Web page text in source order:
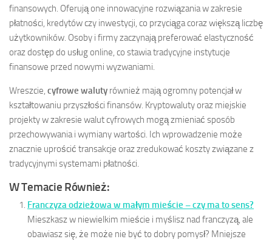
finansowych. Oferują one innowacyjne rozwiązania w zakresie
płatności, kredytów czy inwestycji, co przyciąga coraz większą liczbę
użytkowników. Osoby i firmy zaczynają preferować elastyczność
oraz dostęp do usług online, co stawia tradycyjne instytucje
finansowe przed nowymi wyzwaniami.
Wreszcie, cyfrowe waluty również mają ogromny potencjał w
kształtowaniu przyszłości finansów. Kryptowaluty oraz miejskie
projekty w zakresie walut cyfrowych mogą zmieniać sposób
przechowywania i wymiany wartości. Ich wprowadzenie może
znacznie uprościć transakcje oraz zredukować koszty związane z
tradycyjnymi systemami płatności.
W Temacie Również:
Franczyza odzieżowa w małym mieście – czy ma to sens?
Mieszkasz w niewielkim mieście i myślisz nad franczyzą, ale
obawiasz się, że może nie być to dobry pomysł? Mniejsze